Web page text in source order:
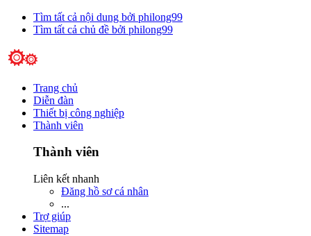
Tìm tất cả nội dung bởi philong99
Tìm tất cả chủ đề bởi philong99
Trang chủ
Diễn đàn
Thiết bị công nghiệp
Thành viên
Thành viên
Liên kết nhanh
Đăng hồ sơ cá nhân
...
Trợ giúp
Sitemap